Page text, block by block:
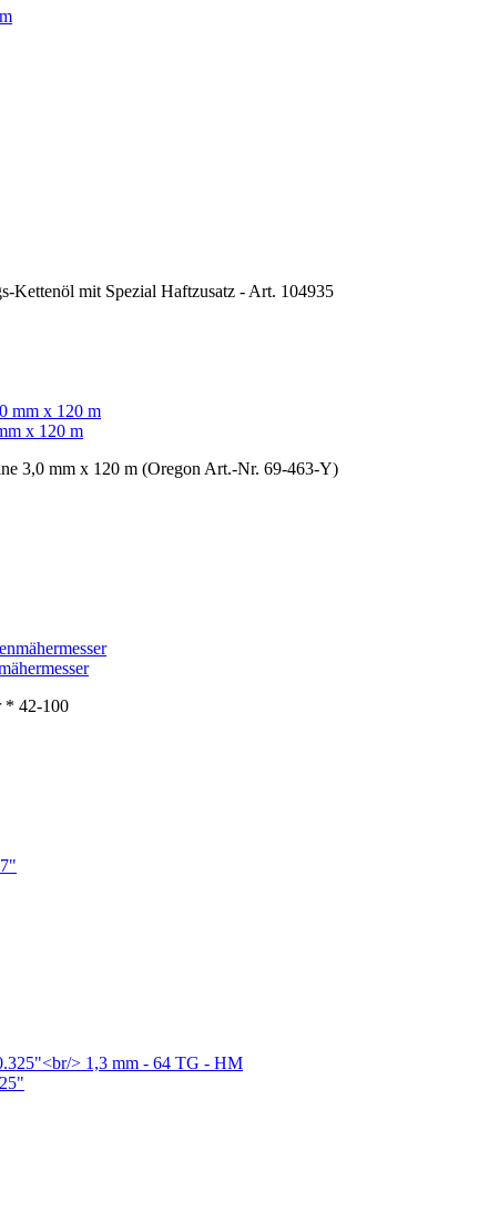
Kettenöl mit Spezial Haftzusatz - Art. 104935
x 120 m
3,0 mm x 120 m (Oregon Art.-Nr. 69-463-Y)
* 42-100